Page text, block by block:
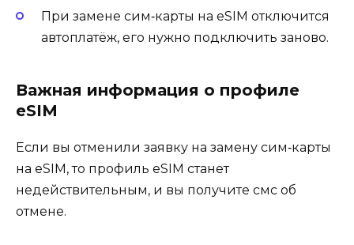
При замене сим‑карты на eSIM отключится
автоплатёж, его нужно подключить заново.
Важная информация о профиле
eSIM
Если вы отменили заявку на замену сим‑карты
на eSIM, то профиль eSIM станет
недействительным, и вы получите смс об
отмене.